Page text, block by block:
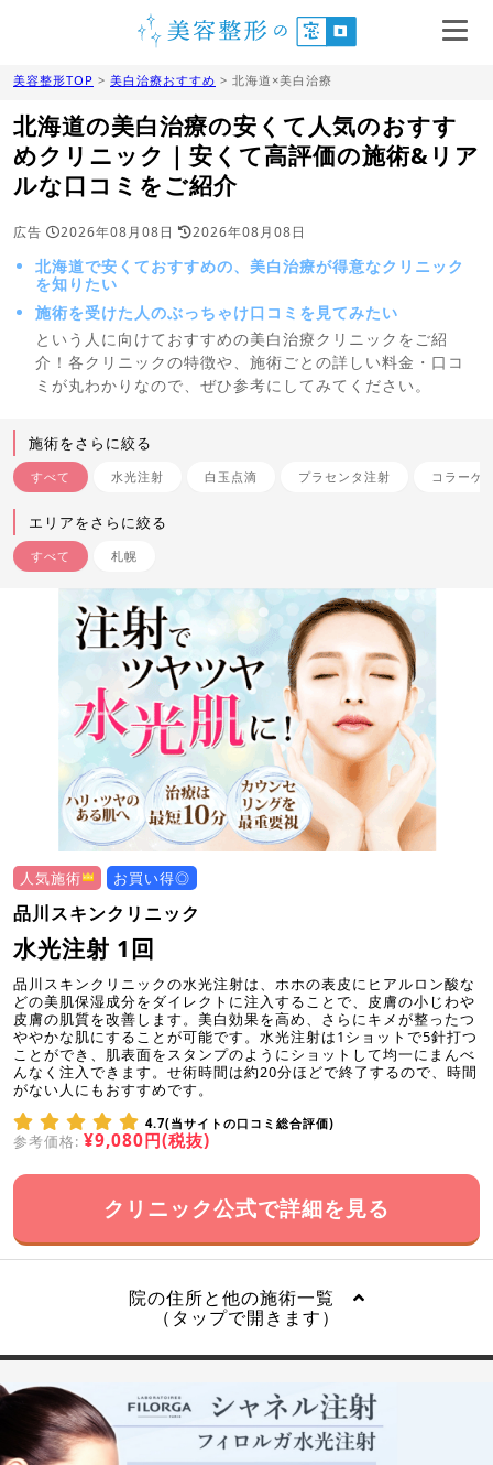
美容整形TOP > 美白治療おすすめ > 北海道×美白治療
北海道の美白治療の安くて人気のおすす
めクリニック｜安くて高評価の施術&リア
ルな口コミをご紹介
広告 2026年08月08日 2026年08月08日
北海道で安くておすすめの、美白治療が得意なクリニック
を知りたい
施術を受けた人のぶっちゃけ口コミを見てみたい
という人に向けておすすめの美白治療クリニックをご紹
介！各クリニックの特徴や、施術ごとの詳しい料金・口コ
ミが丸わかりなので、ぜひ参考にしてみてください。
施術をさらに絞る
すべて 水光注射 白玉点滴 プラセンタ注射 コラーゲ
エリアをさらに絞る
すべて 札幌
人気施術 お買い得◎
品川スキンクリニック
水光注射 1回
品川スキンクリニックの水光注射は、ホホの表皮にヒアルロン酸な
どの美肌保湿成分をダイレクトに注入することで、皮膚の小じわや
皮膚の肌質を改善します。美白効果を高め、さらにキメが整ったつ
ややかな肌にすることが可能です。水光注射は1ショットで5針打つ
ことができ、肌表面をスタンプのようにショットして均一にまんべ
んなく注入できます。せ術時間は約20分ほどで終了するので、時間
がない人にもおすすめです。
4.7(当サイトの口コミ総合評価)
参考価格: ¥9,080円(税抜)
クリニック公式で詳細を見る
院の住所と他の施術一覧
（タップで開きます）